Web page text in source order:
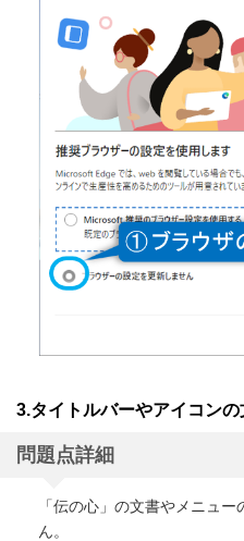
3.タイトルバーやアイコン
問題点詳細
「伝の心」の文書やメニュ
ん。